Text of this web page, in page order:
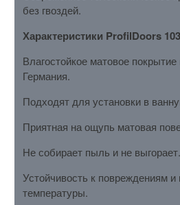
без гвоздей.
Характеристики ProfilDoors
Влагостойкое матовое
Германия.
Подходят для установки в
Приятная на ощупь матовая
Не собирает пыль и не выгорает.
Устойчивость к повреждениям
температуры.